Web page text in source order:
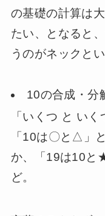
の基礎の計算は
たい、となると
うのがネックと
10の合成・分
「いくつ と いく
「10は〇と△」
か、「19は10と
ど。